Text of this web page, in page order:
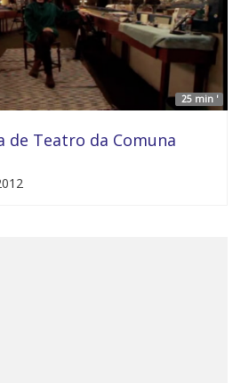
25 min '
de Teatro da Comuna